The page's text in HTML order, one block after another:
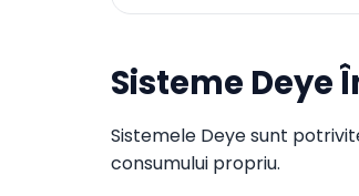
Sisteme Deye
Sistemele Deye sunt
consumului propriu.